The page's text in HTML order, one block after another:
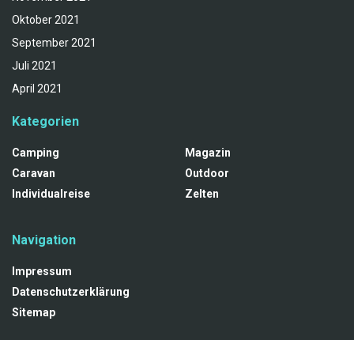
Oktober 2021
September 2021
Juli 2021
April 2021
Kategorien
Camping
Caravan
Individualreise
Magazin
Outdoor
Zelten
Navigation
Impressum
Datenschutzerklärung
Sitemap